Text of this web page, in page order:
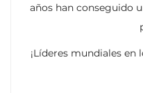
años han conseguido
¡Líderes mundiales en